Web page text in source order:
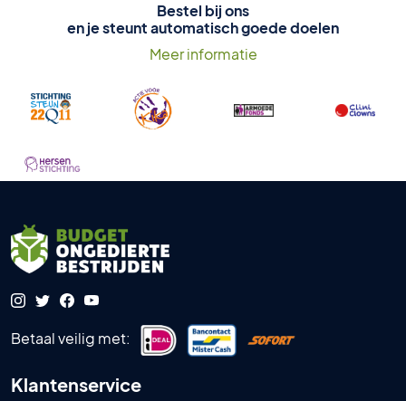
Bestel bij ons
en je steunt automatisch goede doelen
Meer informatie
Betaal veilig met:
Klantenservice